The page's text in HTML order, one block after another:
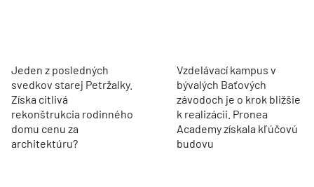
Jeden z posledných
svedkov starej Petržalky.
Získa citlivá
rekonštrukcia rodinného
domu cenu za
architektúru?
Vzdelávací kampus v
bývalých Baťových
závodoch je o krok bližšie
k realizácii. Pronea
Academy získala kľúčovú
budovu